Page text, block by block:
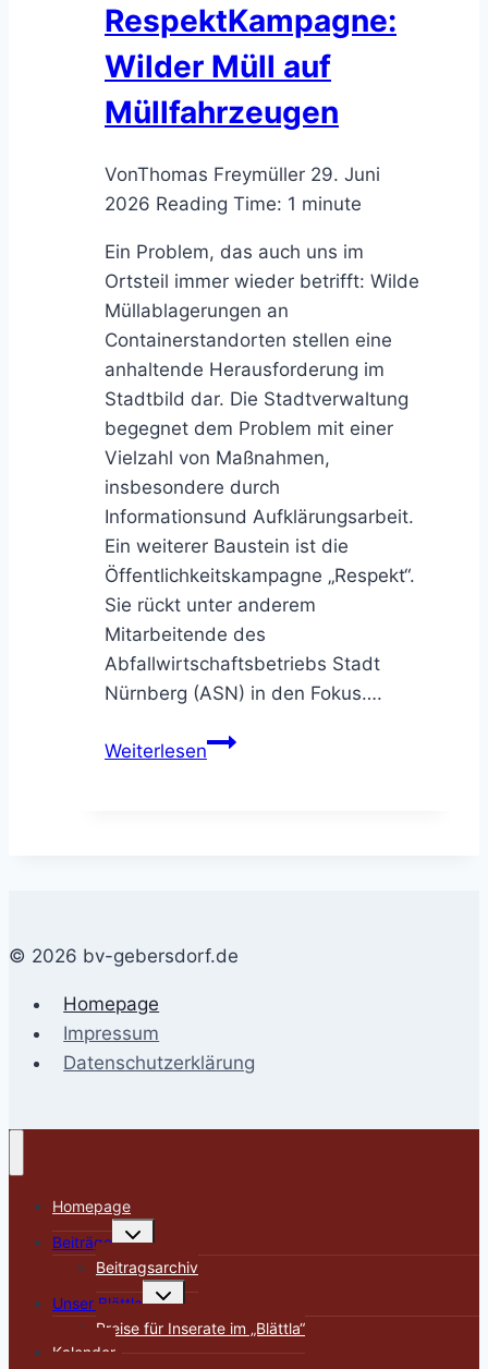
RespektKampagne:
Wilder Müll auf
Müllfahrzeugen
VonThomas Freymüller 29. Juni
2026 Reading Time: 1 minute
Ein Problem, das auch uns im
Ortsteil immer wieder betrifft: Wilde
Müllablagerungen an
Containerstandorten stellen eine
anhaltende Herausforderung im
Stadtbild dar. Die Stadtverwaltung
begegnet dem Problem mit einer
Vielzahl von Maßnahmen,
insbesondere durch
Informationsund Aufklärungsarbeit.
Ein weiterer Baustein ist die
Öffentlichkeitskampagne „Respekt“.
Sie rückt unter anderem
Mitarbeitende des
Abfallwirtschaftsbetriebs Stadt
Nürnberg (ASN) in den Fokus….
WeiterlesenRespektKampagne:
© 2026 bv-gebersdorf.de
Homepage
Impressum
Datenschutzerklärung
Homepage
Beiträge
Untermenü
umschalten
Beitragsarchiv
Unser Blättla
Untermenü
umschalten
Preise für Inserate im „Blättla“
Kalender